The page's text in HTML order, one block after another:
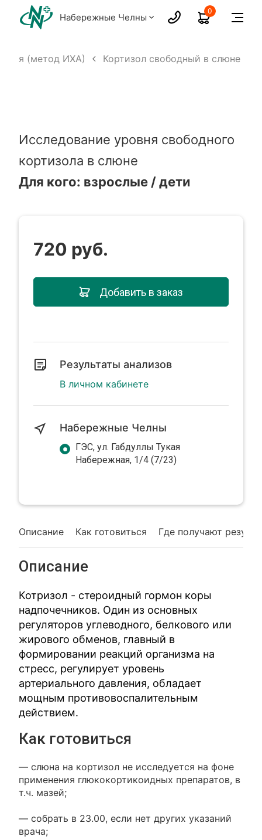
Набережные Челны
0
(метод ИХА) Кортизол свободный в слюне
Исследование уровня свободного
кортизола в слюне
Для кого: взрослые / дети
Описание Как готовиться Где получают
Описание
Котризол - стероидный гормон коры
надпочечников. Один из основных
регуляторов углеводного, белкового или
жирового обменов, главный в
формировании реакций организма на
стресс, регулирует уровень
артериального давления, обладает
мощным противовоспалительным
действием.
Как готовиться
— слюна на кортизол не исследуется на фоне
применения глюкокортикоидных препаратов, в
т.ч. мазей;
— собрать в 23.00, если нет других указаний
врача;
720 руб.
Добавить в заказ
Результаты анализов
В личном кабинете
Набережные Челны
ГЭС, ул. Габдуллы Тукая
Набережная, 1/4 (7/23)